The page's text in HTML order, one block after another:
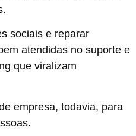
sociais e reparar
atendidas no suporte e
que viralizam
empresa, todavia, para